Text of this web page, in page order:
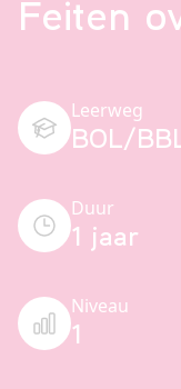
Feiten
Leerweg
BOL/
Duur
1 jaar
Niveau
1